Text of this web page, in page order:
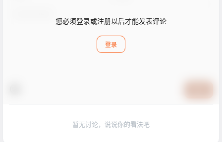
您必须登录或注册以后才能发表评论
登录
暂无讨论，说说你的看法吧